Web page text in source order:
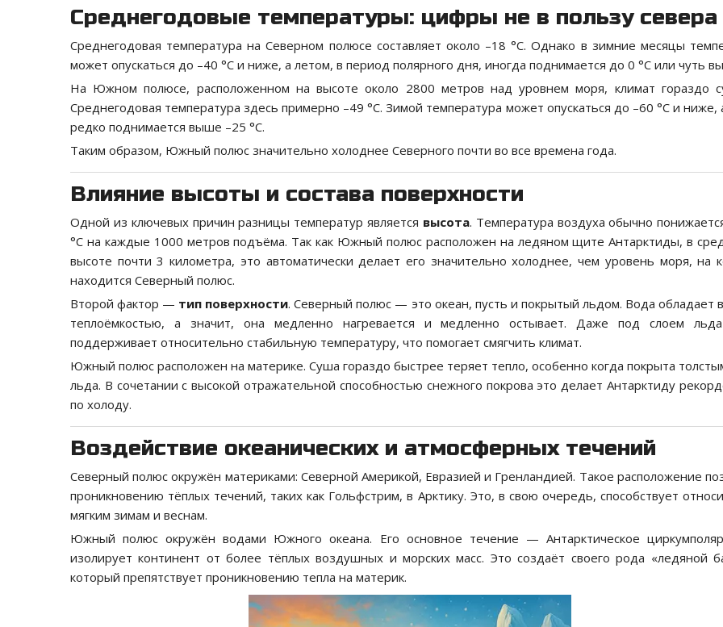
Среднегодовые температуры: цифры не в пользу севера
Среднегодовая температура на Северном полюсе составляет около –18 °C. Однако в зимние месяцы
может опускаться до –40 °C и ниже, а летом, в период полярного дня, иногда поднимается до 0 °C или чуть
На Южном полюсе, расположенном на высоте около 2800 метров над уровнем моря, климат гораздо
Среднегодовая температура здесь примерно –49 °C. Зимой температура может опускаться до –60 °C и ниже,
редко поднимается выше –25 °C.
Таким образом, Южный полюс значительно холоднее Северного почти во все времена года.
Влияние высоты и состава поверхности
Одной из ключевых причин разницы температур является высота. Температура воздуха обычно
°C на каждые 1000 метров подъёма. Так как Южный полюс расположен на ледяном щите Антарктиды, в
высоте почти 3 километра, это автоматически делает его значительно холоднее, чем уровень моря, на
находится Северный полюс.
Второй фактор — тип поверхности. Северный полюс — это океан, пусть и покрытый льдом. Вода обладает
теплоёмкостью, а значит, она медленно нагревается и медленно остывает. Даже под слоем
поддерживает относительно стабильную температуру, что помогает смягчить климат.
Южный полюс расположен на материке. Суша гораздо быстрее теряет тепло, особенно когда покрыта
льда. В сочетании с высокой отражательной способностью снежного покрова это делает Антарктиду
по холоду.
Воздействие океанических и атмосферных течений
Северный полюс окружён материками: Северной Америкой, Евразией и Гренландией. Такое расположение
проникновению тёплых течений, таких как Гольфстрим, в Арктику. Это, в свою очередь, способствует
мягким зимам и веснам.
Южный полюс окружён водами Южного океана. Его основное течение — Антарктическое
изолирует континент от более тёплых воздушных и морских масс. Это создаёт своего рода «ледяной
который препятствует проникновению тепла на материк.